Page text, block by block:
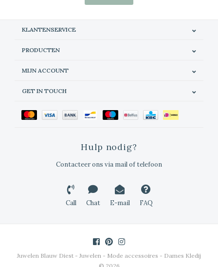
KLANTENSERVICE
PRODUCTEN
MIJN ACCOUNT
GET IN TOUCH
Hulp nodig?
Contacteer ons via mail of telefoon
Call Chat E-mail FAQ
Juwelen Blauw Diest - Juwelen - Mode accessoires - Dames Kledij